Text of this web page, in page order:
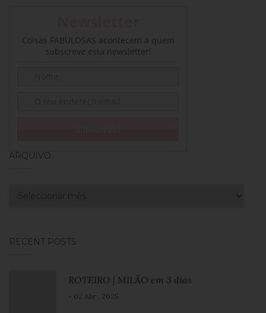
Coisas FABULOSAS acontecem a quem
subscreve esta newsletter!
ARQUIVO
RECENT POSTS
ROTEIRO | MILÃO em 3 dias
- 02 Abr , 2025